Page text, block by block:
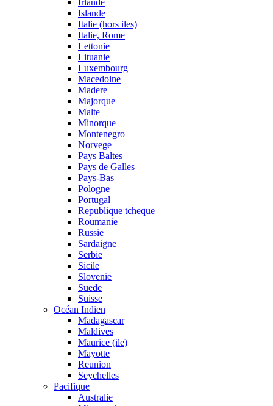
Irlande
Islande
Italie (hors iles)
Italie, Rome
Lettonie
Lituanie
Luxembourg
Macedoine
Madere
Majorque
Malte
Minorque
Montenegro
Norvege
Pays Baltes
Pays de Galles
Pays-Bas
Pologne
Portugal
Republique tcheque
Roumanie
Russie
Sardaigne
Serbie
Sicile
Slovenie
Suede
Suisse
Océan Indien
Madagascar
Maldives
Maurice (ile)
Mayotte
Reunion
Seychelles
Pacifique
Australie